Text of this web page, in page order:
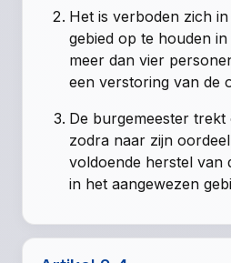
Het is verboden zich
gebied op te houden
meer dan vier
een verstoring van de
De burgemeester trekt
zodra naar zijn
voldoende herstel van
in het aangewezen